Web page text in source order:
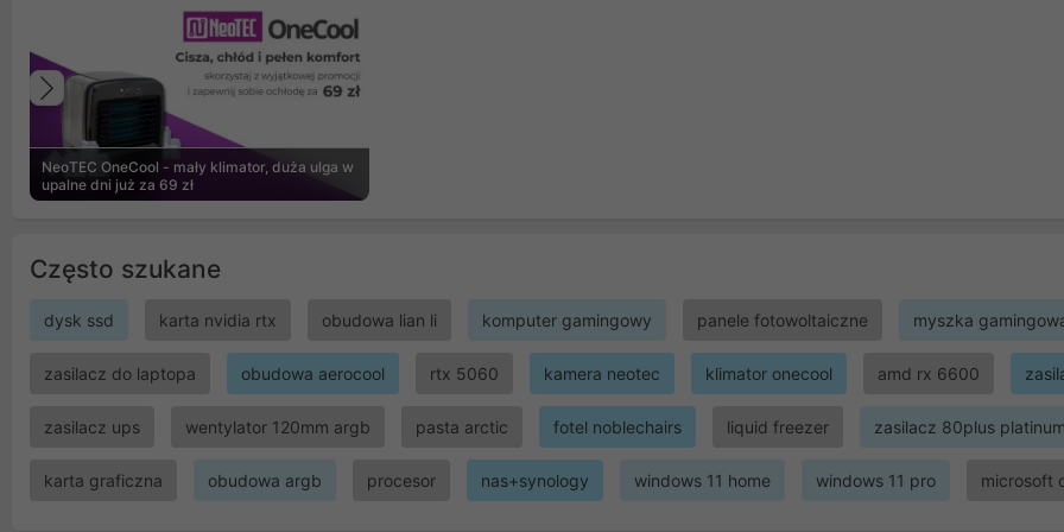
NeoTEC OneCool - mały klimator, duża ulga w
upalne dni już za 69 zł
Poprzedni
Często szukane
dysk ssd karta nvidia rtx obudowa lian li komputer gamingowy panele fotowoltaiczne myszka
zasilacz do laptopa obudowa aerocool rtx 5060 kamera neotec klimator onecool amd rx 6600
zasilacz ups wentylator 120mm argb pasta arctic fotel noblechairs liquid freezer zasilacz 80plus platinum
karta graficzna obudowa argb procesor nas+synology windows 11 home windows 11 pro microsoft